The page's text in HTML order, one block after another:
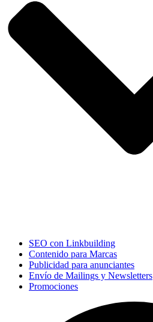
SEO con Linkbuilding
Contenido para Marcas
Publicidad para anunciantes
Envío de Mailings y Newsletters
Promociones